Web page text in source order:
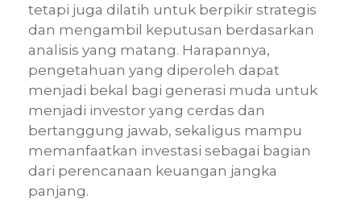
tetapi juga dilatih untuk berpikir strategis
dan mengambil keputusan berdasarkan
analisis yang matang. Harapannya,
pengetahuan yang diperoleh dapat
menjadi bekal bagi generasi muda untuk
menjadi investor yang cerdas dan
bertanggung jawab, sekaligus mampu
memanfaatkan investasi sebagai bagian
dari perencanaan keuangan jangka
panjang.